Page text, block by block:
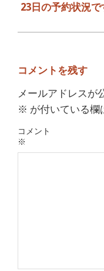
23日の予約状況で
コメントを残す
メールアドレスが
※ が付いている欄
コメント
※